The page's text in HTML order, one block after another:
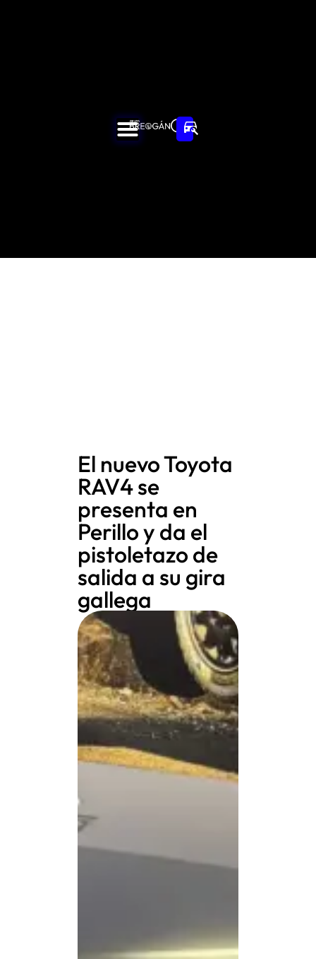
El nuevo Toyota
RAV4 se
presenta en
Perillo y da el
pistoletazo de
salida a su gira
gallega